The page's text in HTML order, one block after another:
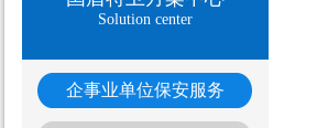
Solution center
企事业单位保安服务